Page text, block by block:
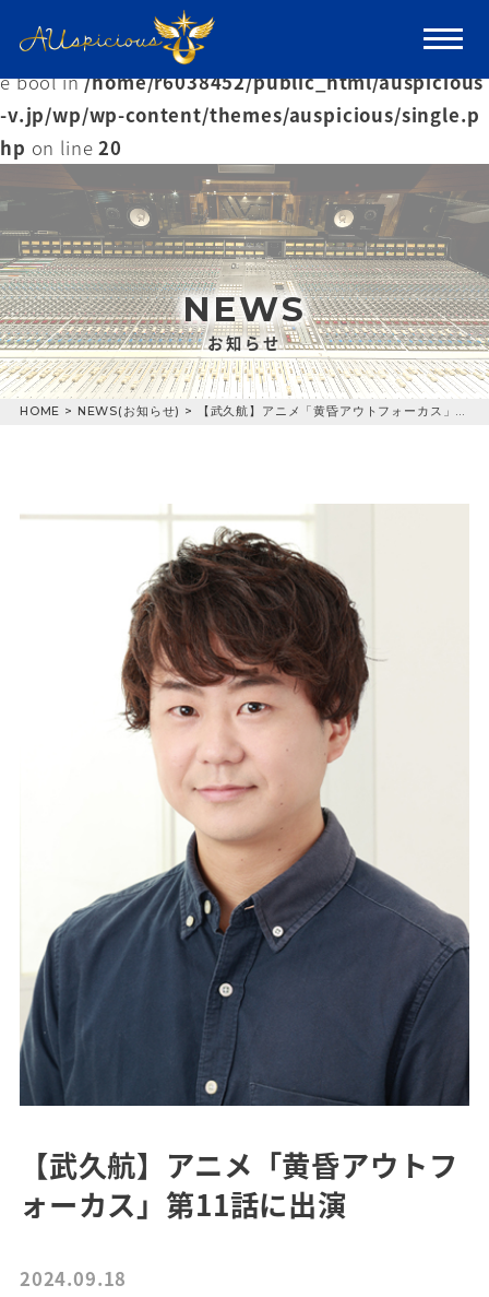
Warning: Trying to access array offset on value of typ
e bool in/home/r6038452/public_html/auspicious
-v.jp/wp/wp-content/themes/auspicious/single.p
hp on line20
NEWS
お知らせ
HOME > NEWS(お知らせ) > 【武久航】アニメ「黄昏アウトフォーカス」第11話に出演
【武久航】アニメ「黄昏アウトフ
ォーカス」第11話に出演
2024.09.18